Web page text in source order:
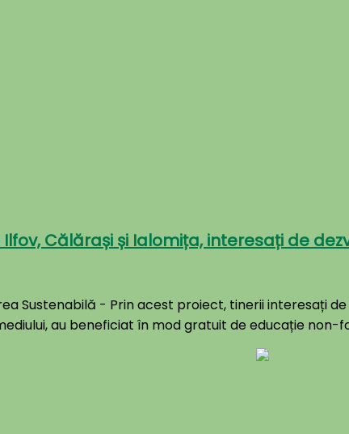
Ilfov, Călărași și Ialomița, interesați de
Sustenabilă - Prin acest proiect, tinerii interesați
au beneficiat în mod gratuit de educație